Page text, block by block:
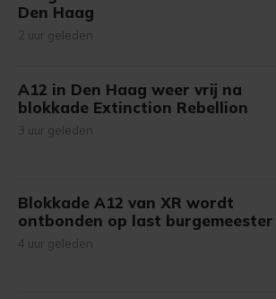
Den Haag
2 uur geleden
A12 in Den Haag weer vrij na
blokkade Extinction Rebellion
3 uur geleden
Blokkade A12 van XR wordt
ontbonden op last burgemeester
4 uur geleden